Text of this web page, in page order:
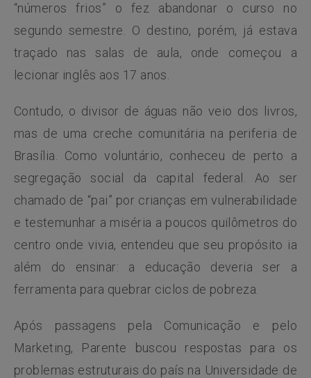
“números frios” o fez abandonar o curso no
segundo semestre. O destino, porém, já estava
traçado nas salas de aula, onde começou a
lecionar inglês aos 17 anos.
Contudo, o divisor de águas não veio dos livros,
mas de uma creche comunitária na periferia de
Brasília. Como voluntário, conheceu de perto a
segregação social da capital federal. Ao ser
chamado de “pai” por crianças em vulnerabilidade
e testemunhar a miséria a poucos quilômetros do
centro onde vivia, entendeu que seu propósito ia
além do ensinar: a educação deveria ser a
ferramenta para quebrar ciclos de pobreza.
Após passagens pela Comunicação e pelo
Marketing, Parente buscou respostas para os
problemas estruturais do país na Universidade de